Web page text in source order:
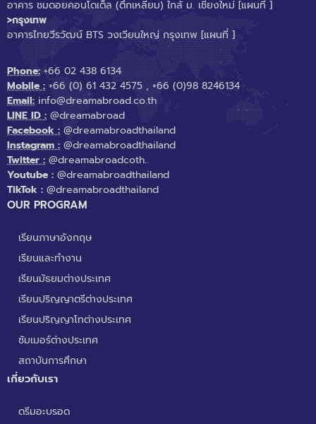
อาคาร ชมดอยคอนโดเต็ล (ตึกเหลี่ยม) ใกล้ ม. เชียงใหม่ [แผนที่ ]
>กรุงเทพ
อาคารไทยวีรวัฒน์ BTS วงเวียนใหญ่ กรุงเทพ [แผนที่ ]
Phone: +66 02 438 6134
Mobile : +66 (0) 61 432 4575 , +66 (0)98 8246134
Email: info@dreamabroad.co.th
LINE ID : @dreamabroad
Facebook : @dreamabroadthailand
Instagram : @dreamabroadthailand
Twitter : @dreamabroadcoth..
Youtube : @dreamabroadthailand
TikTok : @dreamabroadthailand
OUR PROGRAM
เรียนภาษาอังกฤษ
เรียนและทำงาน
เรียนมัธยมต่างประเทศ
เรียนปริญญาตรีต่างประเทศ
เรียนปริญญาโทต่างประเทศ
ซัมเมอร์ต่างประเทศ
สถาบันการศึกษา
เกี่ยวกับเรา
ดรีมอะบรอด